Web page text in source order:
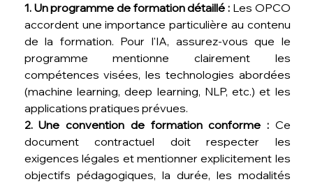
1. Un programme de formation détaillé : Les OPCO
accordent une importance particulière au contenu
de la formation. Pour l'IA, assurez-vous que le
programme mentionne clairement les
compétences visées, les technologies abordées
(machine learning, deep learning, NLP, etc.) et les
applications pratiques prévues.
2. Une convention de formation conforme : Ce
document contractuel doit respecter les
exigences légales et mentionner explicitement les
objectifs pédagogiques, la durée, les modalités